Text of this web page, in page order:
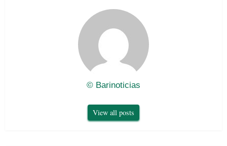
© Barinoticias
View all posts